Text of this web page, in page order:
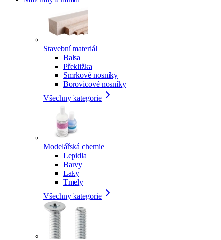
Stavební materiál
Balsa
Překližka
Smrkové nosníky
Borovicové nosníky
Všechny kategorie
Modelářská chemie
Lepidla
Barvy
Laky
Tmely
Všechny kategorie